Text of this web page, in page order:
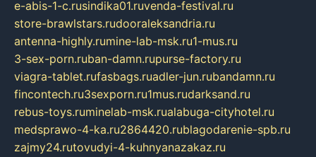
e-abis-1-c.rusindika01.ruvenda-festival.ru
store-brawlstars.rudooraleksandria.ru
antenna-highly.rumine-lab-msk.ru1-mus.ru
3-sex-porn.ruban-damn.rupurse-factory.ru
viagra-tablet.rufasbags.ruadler-jun.rubandamn.ru
fincontech.ru3sexporn.ru1mus.rudarksand.ru
rebus-toys.ruminelab-msk.rualabuga-cityhotel.ru
medsprawo-4-ka.ru2864420.rublagodarenie-spb.ru
zajmy24.rutovudyi-4-kuhnyanazakaz.ru